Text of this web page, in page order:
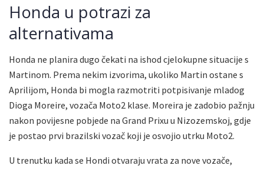
Honda u potrazi za
alternativama
Honda ne planira dugo čekati na ishod cjelokupne situacije s
Martinom. Prema nekim izvorima, ukoliko Martin ostane s
Aprilijom, Honda bi mogla razmotriti potpisivanje mladog
Dioga Moreire, vozača Moto2 klase. Moreira je zadobio pažnju
nakon povijesne pobjede na Grand Prixu u Nizozemskoj, gdje
je postao prvi brazilski vozač koji je osvojio utrku Moto2.
U trenutku kada se Hondi otvaraju vrata za nove vozače,